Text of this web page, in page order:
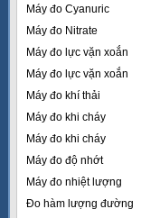
Máy đo Cyanuric
Máy đo Nitrate
Máy đo lực vặn xoắn
Máy đo lực vặn xoắn
Máy đo khí thải
Máy đo khi cháy
Máy đo khi cháy
Máy đo độ nhớt
Máy đo nhiệt lượng
Đo hàm lượng đường